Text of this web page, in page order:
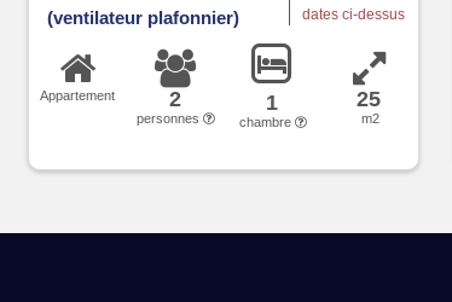
(ventilateur plafonnier)
dates ci-dessus
Appartement 2
personnes
1
chambre
25
m2